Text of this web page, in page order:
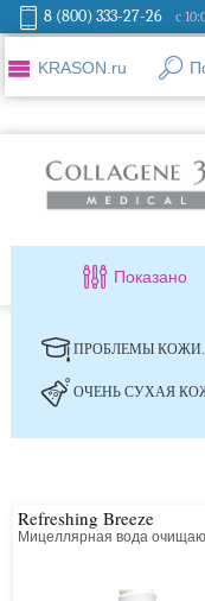
8 (800) 333-27-26 с
KRASON.ru
Показано
ПРОБЛЕМЫ
ОЧЕНЬ СУХАЯ
Refreshing Breeze
Мицеллярная вода